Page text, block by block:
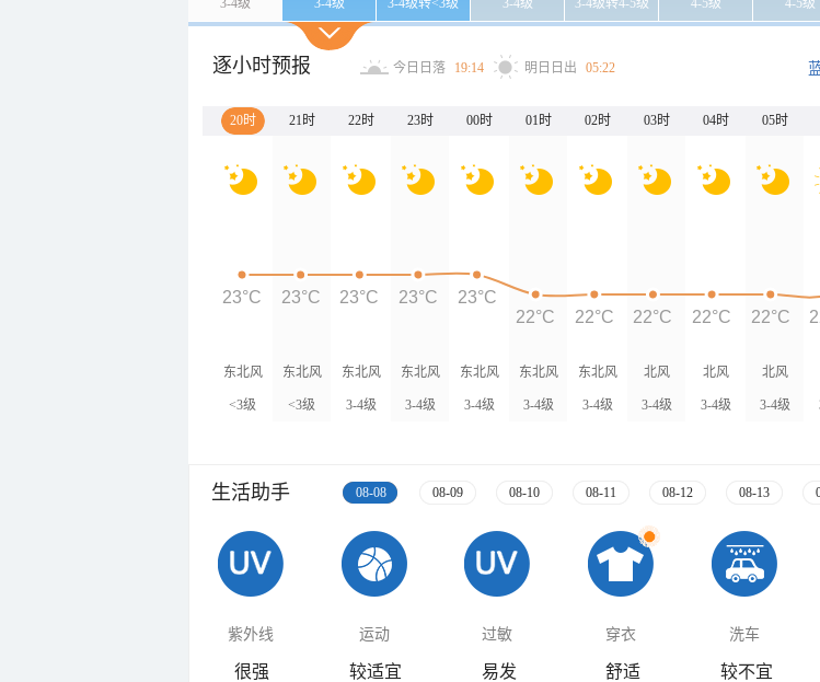
3-4级 3-4级 3-4级转<3级 3-4级 3-4级转4-5级 4-5级 4-5级
逐小时预报 今日日落 19:14 明日日出 05:22
20时 21时 22时 23时 00时 01时 02时 03时 04时 05时
东北风
<3级
东北风
<3级
东北风
3-4级
东北风
3-4级
东北风
3-4级
东北风
3-4级
东北风
3-4级
北风
3-4级
北风
3-4级
北风
3-4级
23°C 23°C 23°C 23°C
23°C
22°C
22°C 22°C 22°C 22°C
生活助手 08-08 08-09 08-10 08-11 08-12 08-13
紫外线 运动 过敏 穿衣 洗车
很强 较适宜 易发 舒适 较不宜